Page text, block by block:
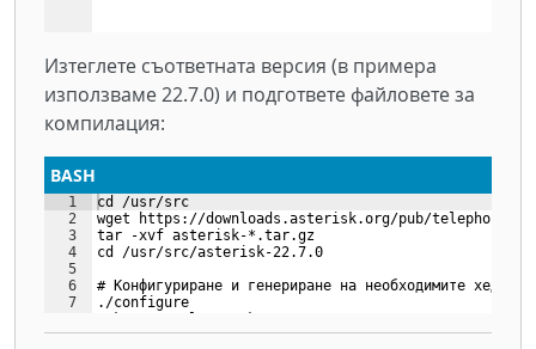
Изтеглете съответната версия (в примера
използваме 22.7.0) и подгответе файловете за
компилация:
BASH
1
2
3
4
5
6
7
9
cd /usr/src
wget https://downloads.asterisk.org/pub/telephony/
tar -xvf asterisk-*.tar.gz
cd /usr/src/asterisk-22.7.0
# Конфигуриране и генериране на необходимите хедъри
./configure
make include/asterisk/buildopts.h